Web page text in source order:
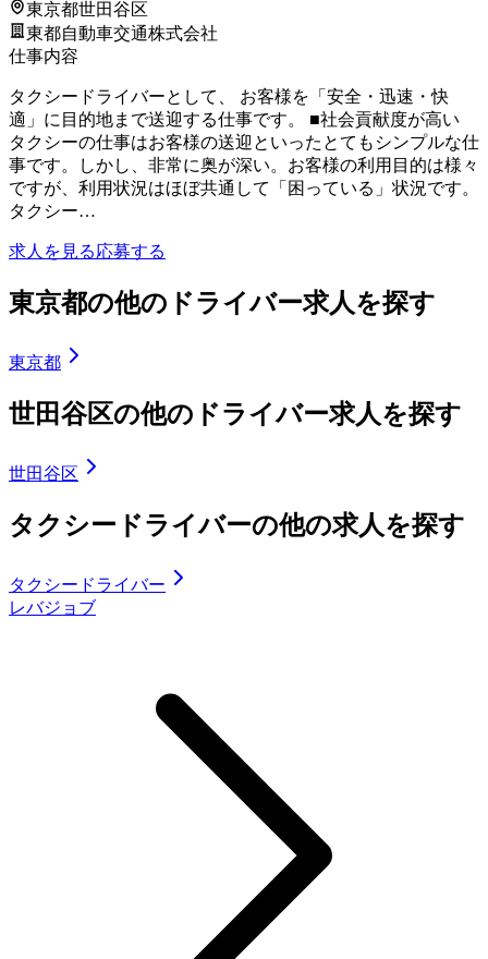
東京都世田谷区
東都自動車交通株式会社
仕事内容
タクシードライバーとして、 お客様を「安全・迅速・快
適」に目的地まで送迎する仕事です。 ■社会貢献度が高い
タクシーの仕事はお客様の送迎といったとてもシンプルな仕
事です。しかし、非常に奥が深い。お客様の利用目的は様々
ですが、利用状況はほぼ共通して「困っている」状況です。
タクシー…
求人を見る応募する
東京都の他のドライバー求人を探す
東京都
世田谷区の他のドライバー求人を探す
世田谷区
タクシードライバーの他の求人を探す
タクシードライバー
レバジョブ